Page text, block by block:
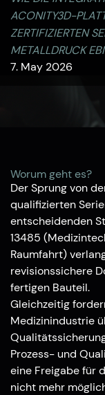
ACONITY3D-
ZERTIFIZIERTEN
METALLDRUCK
7. May 2026
Worum geht es?
Der Sprung von
qualifizierten
entscheidenden
13485
Raumfahrt)
revisionssichere
fertigen Bauteil.
Gleichzeitig
Medizinindustrie
Prozess- und
eine Freigabe für
nicht mehr